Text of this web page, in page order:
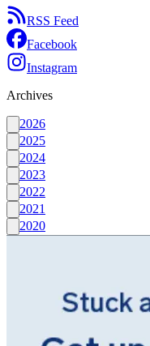
RSS Feed
Facebook
Instagram
Archives
2026
2025
2024
2023
2022
2021
2020